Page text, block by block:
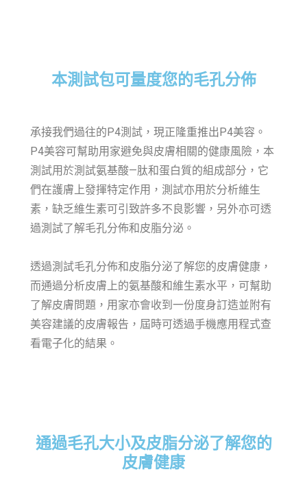
本測試包可量度您的毛孔分佈
承接我們過往的P4測試，現正隆重推出P4美容。
P4美容可幫助用家避免與皮膚相關的健康風險，本
測試用於測試氨基酸—肽和蛋白質的組成部分，它
們在護膚上發揮特定作用，測試亦用於分析維生
素，缺乏維生素可引致許多不良影響，另外亦可透
過測試了解毛孔分佈和皮脂分泌。
透過測試毛孔分佈和皮脂分泌了解您的皮膚健康，
而通過分析皮膚上的氨基酸和維生素水平，可幫助
了解皮膚問題，用家亦會收到一份度身訂造並附有
美容建議的皮膚報告，屆時可透過手機應用程式查
看電子化的結果。
通過毛孔大小及皮脂分泌了解您的
皮膚健康